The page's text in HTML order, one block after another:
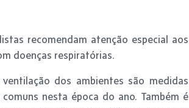
recomendam atenção especial aos
doenças respiratórias.
dos ambientes são medidas
nesta época do ano. Também é